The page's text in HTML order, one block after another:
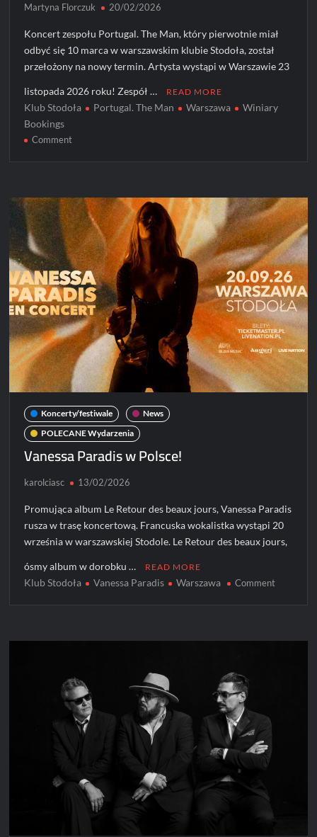
Martyna Florczuk 20/02/2026
Koncert zespołu Portugal. The Man, który pierwotnie miał
odbyć się 10 marca w warszawskim klubie Stodoła, został
przełożony na nowy termin. Artysta wystąpi w Warszawie 23
listopada 2026 roku! Zespół … READ MORE
Klub Stodoła Portugal. The Man Warszawa
Winiary
Bookings
Commenton
–
Nowa
data
koncertu!
Koncerty/festiwale
News
POLECANE Wydarzenia
Vanessa Paradis w Polsce!
karolciasc 13/02/2026
Promująca album Le Retour des beaux jours, Vanessa Paradis
rusza w trasę koncertową. Francuska wokalistka wystąpi 20
września w warszawskiej Stodole. Le Retour des beaux jours,
ósmy album w dorobku … READ MORE
Klub Stodoła Vanessa Paradis Warszawa Commenton
Polsce!